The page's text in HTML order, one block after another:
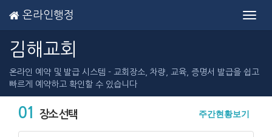
온라인행정
김해교회
온라인 예약 및 발급 시스템 - 교회장소, 차량, 교육, 증명서 발급을 쉽고
빠르게 예약하고 확인할 수 있습니다
01 장소 선택 주간현황보기